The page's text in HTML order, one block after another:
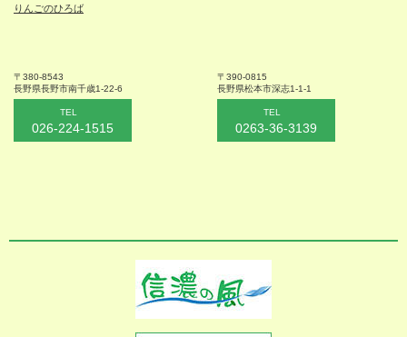
りんごのひろば
〒380-8543
長野県長野市南千歳1-22-6
TEL
026-224-1515
〒390-0815
長野県松本市深志1-1-1
TEL
0263-36-3139